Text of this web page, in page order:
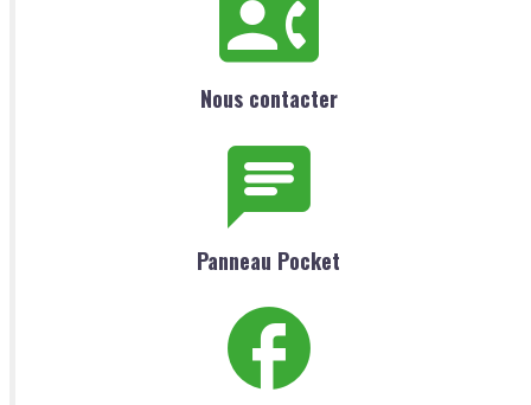
Nous contacter
Panneau Pocket